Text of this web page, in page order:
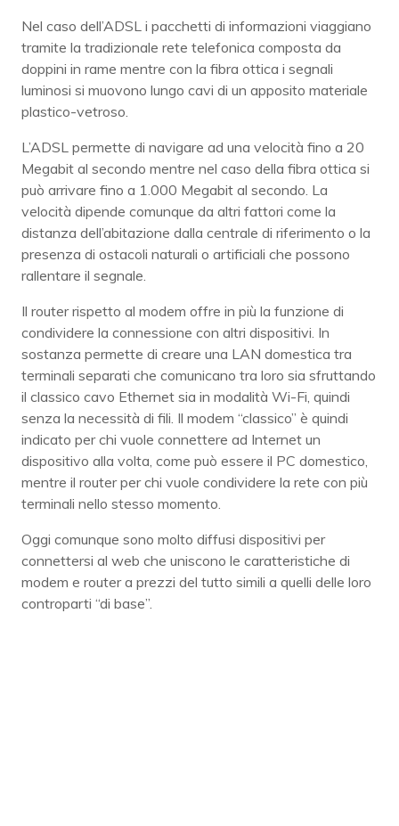
Nel caso dell’ADSL i pacchetti di informazioni viaggiano
tramite la tradizionale rete telefonica composta da
doppini in rame mentre con la fibra ottica i segnali
luminosi si muovono lungo cavi di un apposito materiale
plastico-vetroso.
L’ADSL permette di navigare ad una velocità fino a 20
Megabit al secondo mentre nel caso della fibra ottica si
può arrivare fino a 1.000 Megabit al secondo. La
velocità dipende comunque da altri fattori come la
distanza dell’abitazione dalla centrale di riferimento o la
presenza di ostacoli naturali o artificiali che possono
rallentare il segnale.
Il router rispetto al modem offre in più la funzione di
condividere la connessione con altri dispositivi. In
sostanza permette di creare una LAN domestica tra
terminali separati che comunicano tra loro sia sfruttando
il classico cavo Ethernet sia in modalità Wi-Fi, quindi
senza la necessità di fili. Il modem “classico” è quindi
indicato per chi vuole connettere ad Internet un
dispositivo alla volta, come può essere il PC domestico,
mentre il router per chi vuole condividere la rete con più
terminali nello stesso momento.
Oggi comunque sono molto diffusi dispositivi per
connettersi al web che uniscono le caratteristiche di
modem e router a prezzi del tutto simili a quelli delle loro
controparti “di base”.